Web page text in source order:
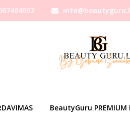
BeautyGuru
ZOLA baltas žymėjimo siūlas antakių
DIZAINO